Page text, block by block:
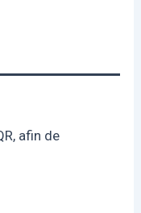
afin de